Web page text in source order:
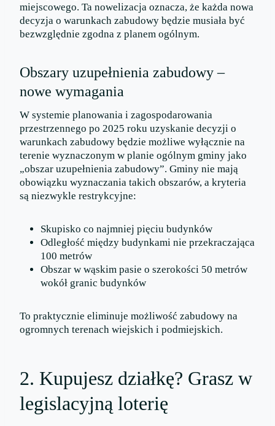
miejscowego. Ta nowelizacja oznacza, że każda nowa
decyzja o warunkach zabudowy będzie musiała być
bezwzględnie zgodna z planem ogólnym.
Obszary uzupełnienia zabudowy –
nowe wymagania
W systemie planowania i zagospodarowania
przestrzennego po 2025 roku uzyskanie decyzji o
warunkach zabudowy będzie możliwe wyłącznie na
terenie wyznaczonym w planie ogólnym gminy jako
„obszar uzupełnienia zabudowy”. Gminy nie mają
obowiązku wyznaczania takich obszarów, a kryteria
są niezwykle restrykcyjne:
Skupisko co najmniej pięciu budynków
Odległość między budynkami nie przekraczająca
100 metrów
Obszar w wąskim pasie o szerokości 50 metrów
wokół granic budynków
To praktycznie eliminuje możliwość zabudowy na
ogromnych terenach wiejskich i podmiejskich.
2. Kupujesz działkę? Grasz w
legislacyjną loterię